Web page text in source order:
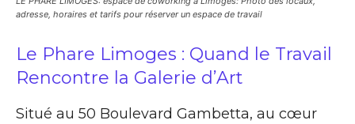
adresse, horaires et tarifs pour réserver un espace de travail
Le Phare Limoges : Quand le Travail
Rencontre la Galerie d’Art
Situé au 50 Boulevard Gambetta, au cœur